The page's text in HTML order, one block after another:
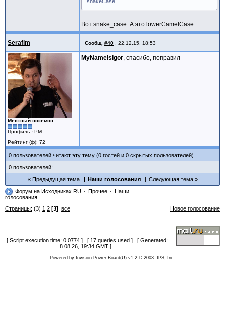
Вот snake_case. А это lowerCamelCase.
Serafim Сообщ. #40 22.12.15, 18:53
Местный покемон
Профиль · PM
Рейтинг (ф): 72
MyNameIsIgor, спасибо, поправил
0 пользователей читают эту тему (0 гостей и 0 скрытых пользователей)
0 пользователей:
Предыдущая тема
Наши голосования
Следующая тема
Форум на Исходниках.RU
Прочее
Наши
голосования
Страницы: (3) 1 2 [3] все Новое голосование
[ Script execution time: 0.0774 ] [ 17 queries used ] [ Generated:
8.08.26, 19:34 GMT ]
Powered by Invision Power Board(U) v1.2 © 2003 IPS, Inc.